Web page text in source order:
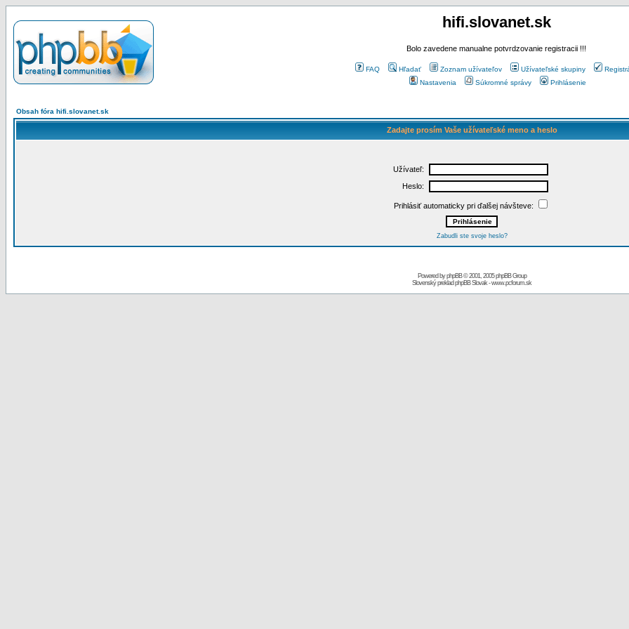
hifi.slovanet.sk
Bolo zavedene manualne potvrdzovanie registracii !!!
FAQ Hľadať Zoznam užívateľov Užívateľské skupiny
Nastavenia
Súkromné správy Prihlásenie
Obsah fóra hifi.slovanet.sk
Zadajte prosím Vaše užívateľské meno a heslo
Užívateľ:
Heslo:
Prihlásiť automaticky pri ďalšej návšteve:
Zabudli ste svoje heslo?
Powered byphpBB© 2001, 2005 phpBB Group
Slovenský preklad phpBB Slovak-www.pcforum.sk